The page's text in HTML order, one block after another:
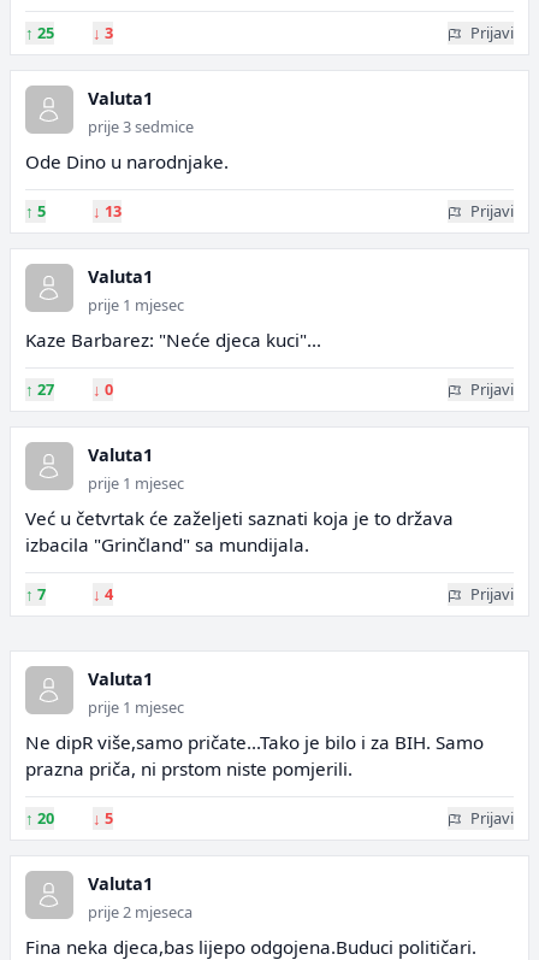
↑ 25 ↓ 3 Prijavi
Valuta1
prije 3 sedmice
Ode Dino u narodnjake.
↑ 5 ↓ 13 Prijavi
Valuta1
prije 1 mjesec
Kaze Barbarez: "Neće djeca kuci"...
↑ 27 ↓ 0 Prijavi
Valuta1
prije 1 mjesec
Već u četvrtak će zaželjeti saznati koja je to država
izbacila "Grinčland" sa mundijala.
↑ 7 ↓ 4 Prijavi
Valuta1
prije 1 mjesec
Ne dipR više,samo pričate...Tako je bilo i za BIH. Samo
prazna priča, ni prstom niste pomjerili.
↑ 20 ↓ 5 Prijavi
Valuta1
prije 2 mjeseca
Fina neka djeca,bas lijepo odgojena.Buduci političari.